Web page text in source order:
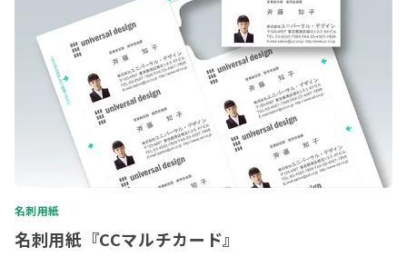
名刺用紙
名刺用紙『CCマルチカード』